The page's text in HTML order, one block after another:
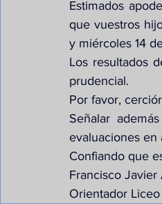
Estimados
que vuestros
y miércoles 14
Los resultados
prudencial.
Por favor,
Señalar
evaluaciones en
Confiando que
Francisco Javier
Orientador